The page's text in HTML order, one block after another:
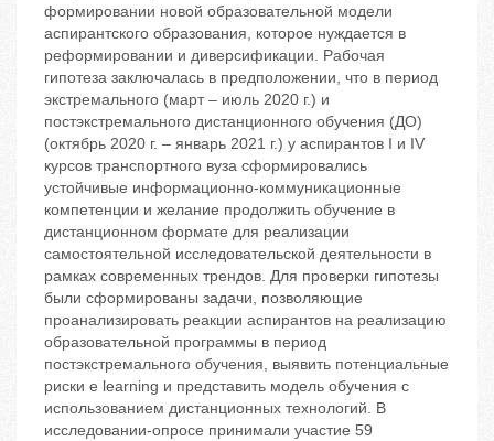
формировании новой образовательной модели
аспирантского образования, которое нуждается в
реформировании и диверсификации. Рабочая
гипотеза заключалась в предположении, что в период
экстремального (март – июль 2020 г.) и
постэкстремального дистанционного обучения (ДО)
(октябрь 2020 г. – январь 2021 г.) у аспирантов I и IV
курсов транспортного вуза сформировались
устойчивые информационно-коммуникационные
компетенции и желание продолжить обучение в
дистанционном формате для реализации
самостоятельной исследовательской деятельности в
рамках современных трендов. Для проверки гипотезы
были сформированы задачи, позволяющие
проанализировать реакции аспирантов на реализацию
образовательной программы в период
постэкстремального обучения, выявить потенциальные
риски e learning и представить модель обучения с
использованием дистанционных технологий. В
исследовании-опросе принимали участие 59